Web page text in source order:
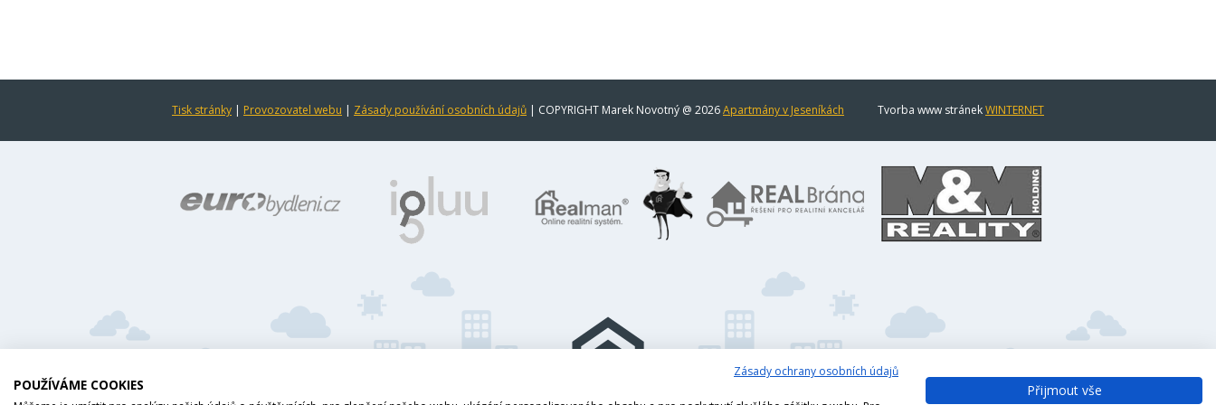
Tisk stránky | Provozovatel webu | Zásady používání osobních údajů | COPYRIGHT Marek Novotný @ 2026Apartmány v Jeseníkách Tvorba www stránekWINTERNET
Zásady ochrany osobních údajů
POUŽÍVÁME COOKIES Přijmout vše